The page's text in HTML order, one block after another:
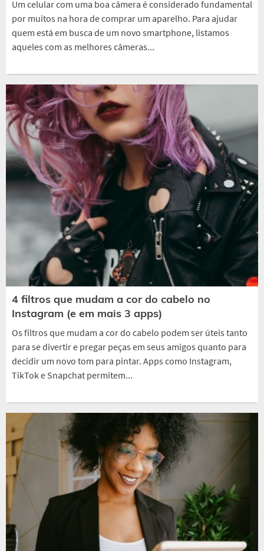
Um celular com uma boa câmera é considerado fundamental
por muitos na hora de comprar um aparelho. Para ajudar
quem está em busca de um novo smartphone, listamos
aqueles com as melhores câmeras...
4 filtros que mudam a cor do cabelo no
Instagram (e em mais 3 apps)
Os filtros que mudam a cor do cabelo podem ser úteis tanto
para se divertir e pregar peças em seus amigos quanto para
decidir um novo tom para pintar. Apps como Instagram,
TikTok e Snapchat permitem...